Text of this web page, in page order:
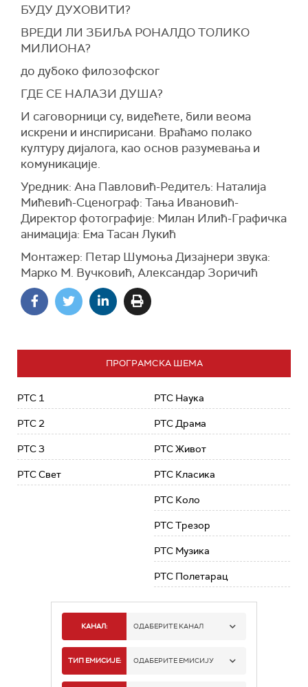
БУДУ ДУХОВИТИ?
ВРЕДИ ЛИ ЗБИЉА РОНАЛДО ТОЛИКО
МИЛИОНА?
до дубоко филозофског
ГДЕ СЕ НАЛАЗИ ДУША?
И саговорници су, видећете, били веома
искрени и инспирисани. Враћамо полако
културу дијалога, као основ разумевања и
комуникације.
Уредник: Ана Павловић-Редитељ: Наталија
Мићевић-Сценограф: Тања Ивановић-
Директор фотографије: Милан Илић-Графичка
анимација: Ема Тасан Лукић
Монтажер: Петар Шумоња Дизајнери звука:
Марко М. Вучковић, Александар Зоричић
ПРОГРАМСКА ШЕМА
РТС 1
РТС 2
РТС 3
РТС Свет
РТС Наука
РТС Драма
РТС Живот
РТС Класика
РТС Коло
РТС Трезор
РТС Музика
РТС Полетарац
КАНАЛ: ОДАБЕРИТЕ КАНАЛ
РТС 1
ТИП ЕМИСИЈЕ: ОДАБЕРИТЕ ЕМИСИЈУ